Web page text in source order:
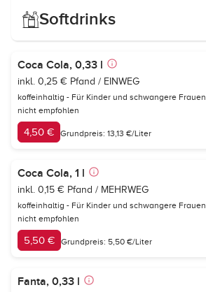
Softdrinks
Coca Cola, 0,33 l
inkl. 0,25 € Pfand / EINWEG
koffeinhaltig - Für Kinder und schwangere Frauen
nicht empfohlen
4,50 € Grundpreis: 13,13 €/Liter
Coca Cola, 1 l
inkl. 0,15 € Pfand / MEHRWEG
koffeinhaltig - Für Kinder und schwangere Frauen
nicht empfohlen
5,50 € Grundpreis: 5,50 €/Liter
Fanta, 0,33 l